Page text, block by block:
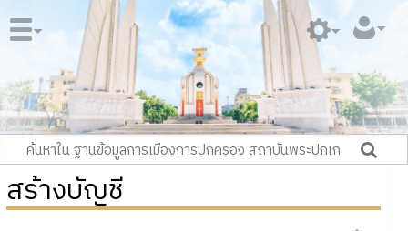
สร้างบัญชี